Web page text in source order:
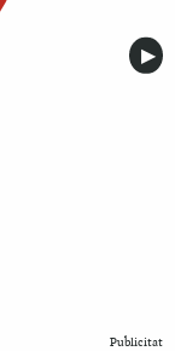
▶︎
Publicitat